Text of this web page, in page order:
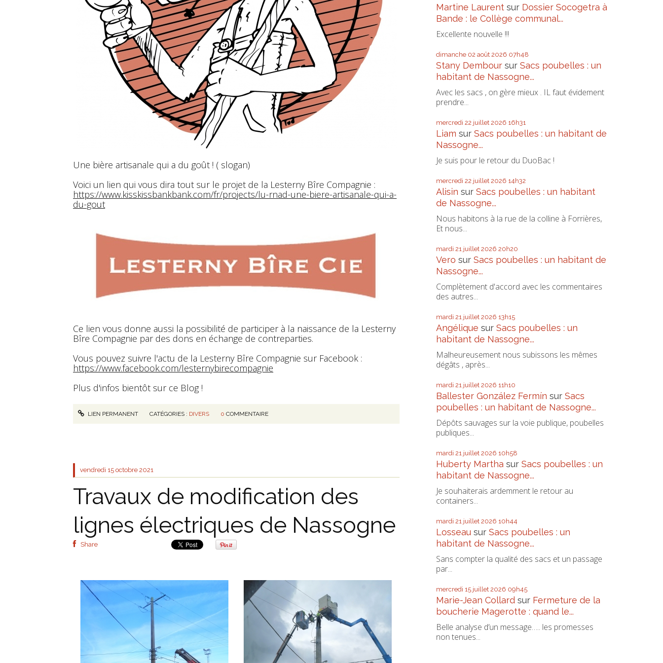
Une bière artisanale qui a du goût ! ( slogan)
Voici un lien qui vous dira tout sur le projet de la Lesterny Bîre Compagnie :
https://www.kisskissbankbank.com/fr/projects/lu-rnad-une-biere-artisanale-qui-a-
du-gout
Ce lien vous donne aussi la possibilité de participer à la naissance de la Lesterny
Bîre Compagnie par des dons en échange de contreparties.
Vous pouvez suivre l'actu de la Lesterny Bîre Compagnie sur Facebook :
https://www.facebook.com/lesternybirecompagnie
Plus d'infos bientôt sur ce Blog !
LIEN PERMANENT CATÉGORIES : DIVERS 0 COMMENTAIRE
vendredi 15 octobre 2021
Travaux de modification des
lignes électriques de Nassogne
Share
Martine Laurent sur Dossier Socogetra à
Bande : le Collège communal...
Excellente nouvelle !!!
dimanche 02 août 2026 07h48
Stany Dembour surSacs poubelles : un
habitant de Nassogne...
Avec les sacs , on gère mieux . IL faut évidement
prendre...
mercredi 22 juillet 2026 16h31
Liam surSacs poubelles : un habitant de
Nassogne...
Je suis pour le retour du DuoBac !
mercredi 22 juillet 2026 14h32
Alisin surSacs poubelles : un habitant
de Nassogne...
Nous habitons à la rue de la colline à Forrières,
Et nous...
mardi 21 juillet 2026 20h20
Vero surSacs poubelles : un habitant de
Nassogne...
Complètement d'accord avec les commentaires
des autres...
mardi 21 juillet 2026 13h15
Angélique surSacs poubelles : un
habitant de Nassogne...
Malheureusement nous subissons les mêmes
dégâts , après...
mardi 21 juillet 2026 11h10
Ballester González Fermín surSacs
poubelles : un habitant de Nassogne...
Dépôts sauvages sur la voie publique, poubelles
publiques...
mardi 21 juillet 2026 10h58
Huberty Martha surSacs poubelles : un
habitant de Nassogne...
Je souhaiterais ardemment le retour au
containers...
mardi 21 juillet 2026 10h44
Losseau surSacs poubelles : un
habitant de Nassogne...
Sans compter la qualité des sacs et un passage
par...
mercredi 15 juillet 2026 09h45
Marie-Jean Collard sur Fermeture de la
boucherie Magerotte : quand le...
Belle analyse d’un message….. les promesses
non tenues...